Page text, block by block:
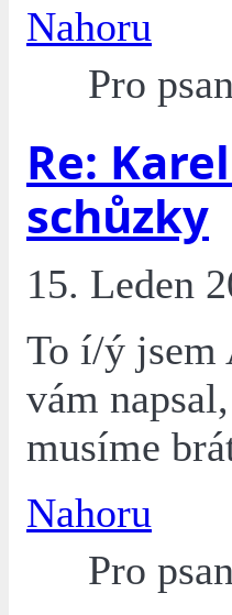
Nahoru
Pro
Re:
schůzky
15. Leden
To í/ý
vám
musíme
Nahoru
Pro